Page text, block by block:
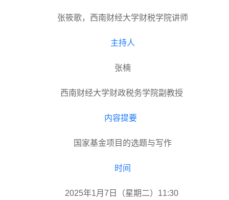
张筱歌，西南财经大学财税学院讲师
主持人
张楠
西南财经大学财政税务学院副教授
内容提要
国家基金项目的选题与写作
时间
2025年1月7日（星期二）11:30